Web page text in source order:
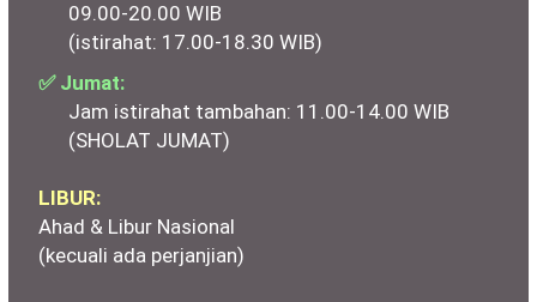
09.00-20.00 WIB
(istirahat: 17.00-18.30 WIB)
✅ Jumat:
Jam istirahat tambahan: 11.00-14.00 WIB
(SHOLAT JUMAT)
LIBUR:
Ahad & Libur Nasional
(kecuali ada perjanjian)